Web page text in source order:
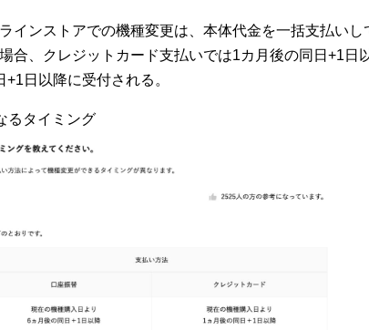
インストアでの機種変更は、本体代金を一括支払いし
合、クレジットカード支払いでは1カ月後の同日+1日
日以降に受付される。
るタイミング